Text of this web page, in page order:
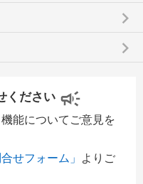
keyboard_arrow_right
keyboard_arrow_right
ください
能についてご意見を
合せフォーム」
よりご